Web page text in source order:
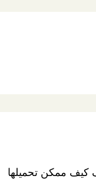
كيف ممكن تحميلها